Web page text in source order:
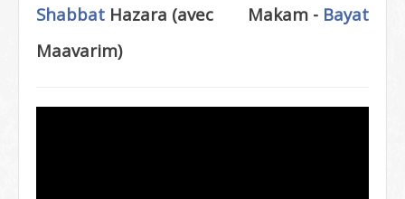
Shabbat
Makam - Bayat
Hazara (avec
Maavarim)